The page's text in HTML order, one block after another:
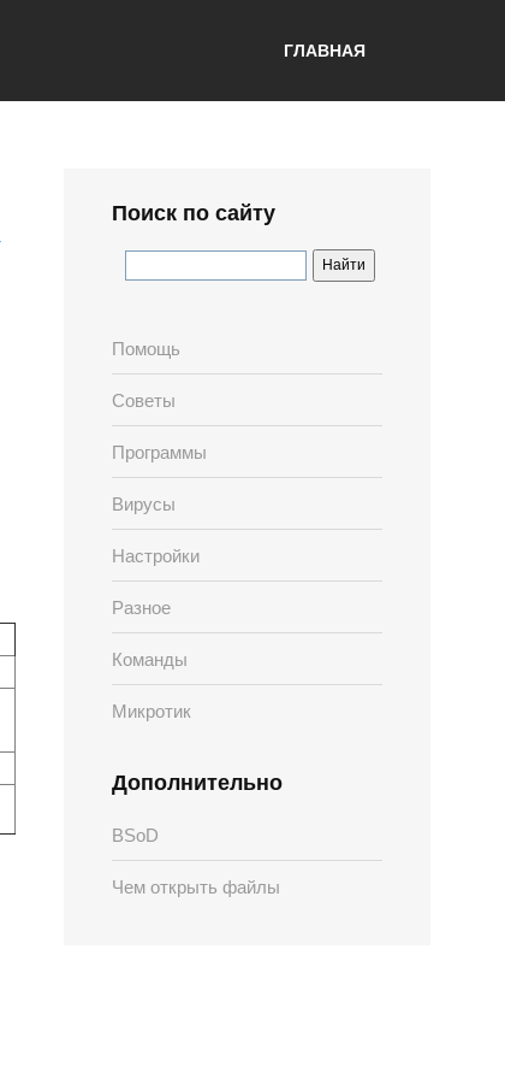
ГЛАВНАЯ
Поиск по сайту
Помощь
Советы
Программы
Вирусы
Настройки
Разное
Команды
Микротик
Дополнительно
BSoD
Чем открыть файлы